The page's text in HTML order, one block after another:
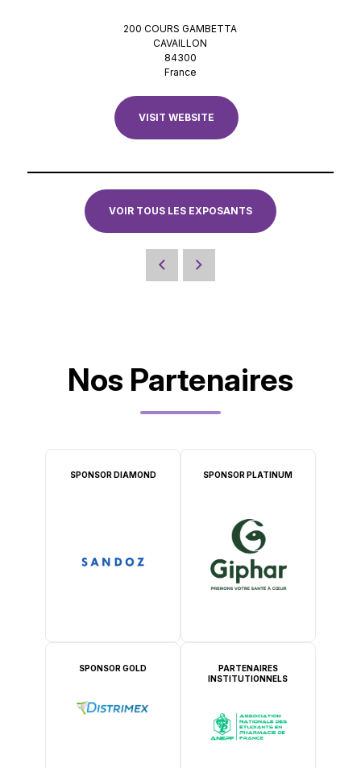
200 COURS GAMBETTA
CAVAILLON
84300
France
VISIT WEBSITE
VOIR TOUS LES EXPOSANTS
Nos Partenaires
SPONSOR DIAMOND SPONSOR PLATINUM
SPONSOR GOLD
PARTENAIRES
INSTITUTIONNELS